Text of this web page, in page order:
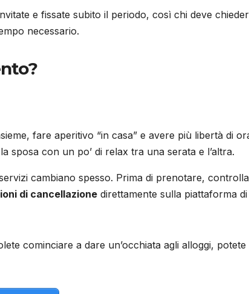
e fissate subito il periodo, così chi deve
necessario.
fare aperitivo “in casa” e avere più libertà di
sposa con un po’ di relax tra una serata e l’altra.
cambiano spesso. Prima di prenotare,
di cancellazione direttamente sulla piattaforma di
cominciare a dare un’occhiata agli alloggi, potete